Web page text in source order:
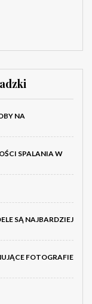
NA
SPALANIA W
SĄ NAJBARDZIEJ
FOTOGRAFIE